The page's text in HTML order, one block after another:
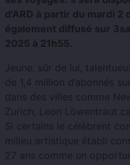
d'ARD à partir du mardi 2
également diffusé sur
2025 à 21h55.
Jeune, sûr de lui,
de 1,4 million d’abonnés
dans des villes comme
Zurich, Leon Löwentraut
Si certains le célèbrent
milieu artistique établi
27 ans comme un